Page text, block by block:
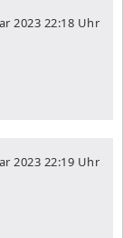
2023 22:18 Uhr
2023 22:19 Uhr